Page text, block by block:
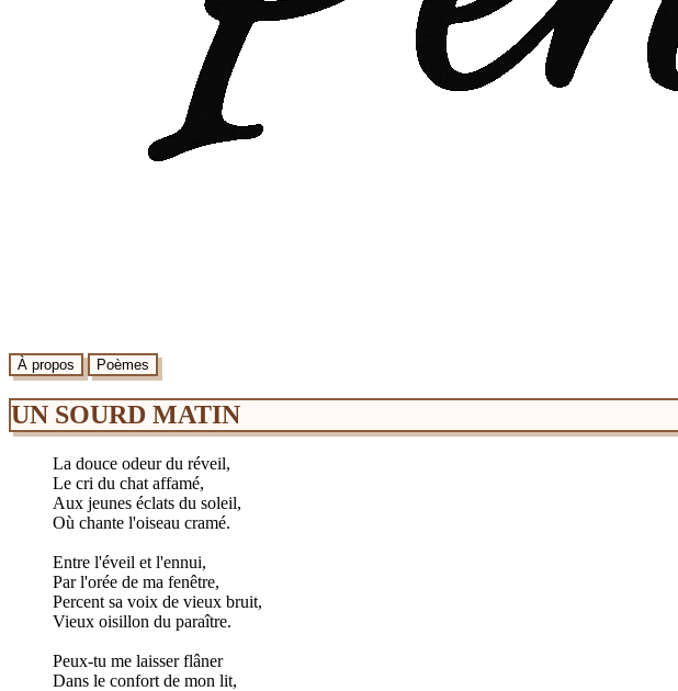
À propos Poèmes
UN SOURD MATIN
La douce odeur du réveil,
Le cri du chat affamé,
Aux jeunes éclats du soleil,
Où chante l'oiseau cramé.
Entre l'éveil et l'ennui,
Par l'orée de ma fenêtre,
Percent sa voix de vieux bruit,
Vieux oisillon du paraître.
Peux-tu me laisser flâner
Dans le confort de mon lit,